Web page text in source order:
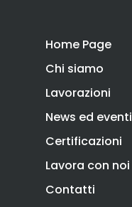
Home Page
Chi siamo
Lavorazioni
News ed eventi
Certificazioni
Lavora con noi
Contatti